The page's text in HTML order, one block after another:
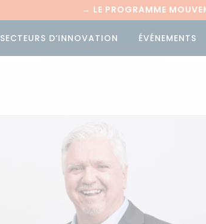
→ LE PROGRAMME
SECTEURS D’INNOVATION ÉVÉNEMENTS